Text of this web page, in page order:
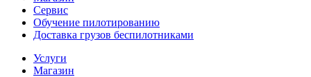
Сервис
Обучение пилотированию
Доставка грузов беспилотниками
Услуги
Магазин